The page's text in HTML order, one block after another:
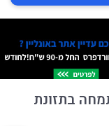
בתזונת